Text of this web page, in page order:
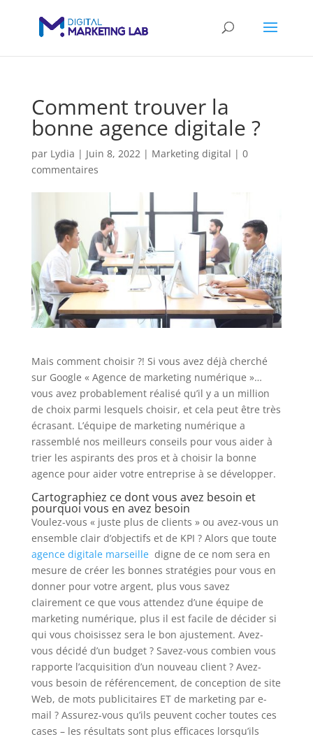
Comment trouver la
bonne agence digitale ?
par Lydia | Juin 8, 2022| Marketing digital | 0
commentaires
Mais comment choisir ?! Si vous avez déjà cherché
sur Google « Agence de marketing numérique »…
vous avez probablement réalisé qu’il y a un million
de choix parmi lesquels choisir, et cela peut être très
écrasant. L’équipe de marketing numérique a
rassemblé nos meilleurs conseils pour vous aider à
trier les aspirants des pros et à choisir la bonne
agence pour aider votre entreprise à se développer.
Cartographiez ce dont vous avez besoin et
pourquoi vous en avez besoin
Voulez-vous « juste plus de clients » ou avez-vous un
ensemble clair d’objectifs et de KPI ? Alors que toute
agence digitale marseilledigne de ce nom sera en
mesure de créer les bonnes stratégies pour vous en
donner pour votre argent, plus vous savez
clairement ce que vous attendez d’une équipe de
marketing numérique, plus il est facile de décider si
qui vous choisissez sera le bon ajustement. Avez-
vous décidé d’un budget ? Savez-vous combien vous
rapporte l’acquisition d’un nouveau client ? Avez-
vous besoin de référencement, de conception de site
Web, de mots publicitaires ET de marketing par e-
mail ? Assurez-vous qu’ils peuvent cocher toutes ces
cases – les résultats sont plus efficaces lorsqu’ils